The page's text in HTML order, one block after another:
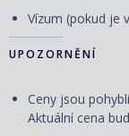
Vízum (pokud je
UPOZORNĚNÍ
Ceny jsou
Aktuální cena